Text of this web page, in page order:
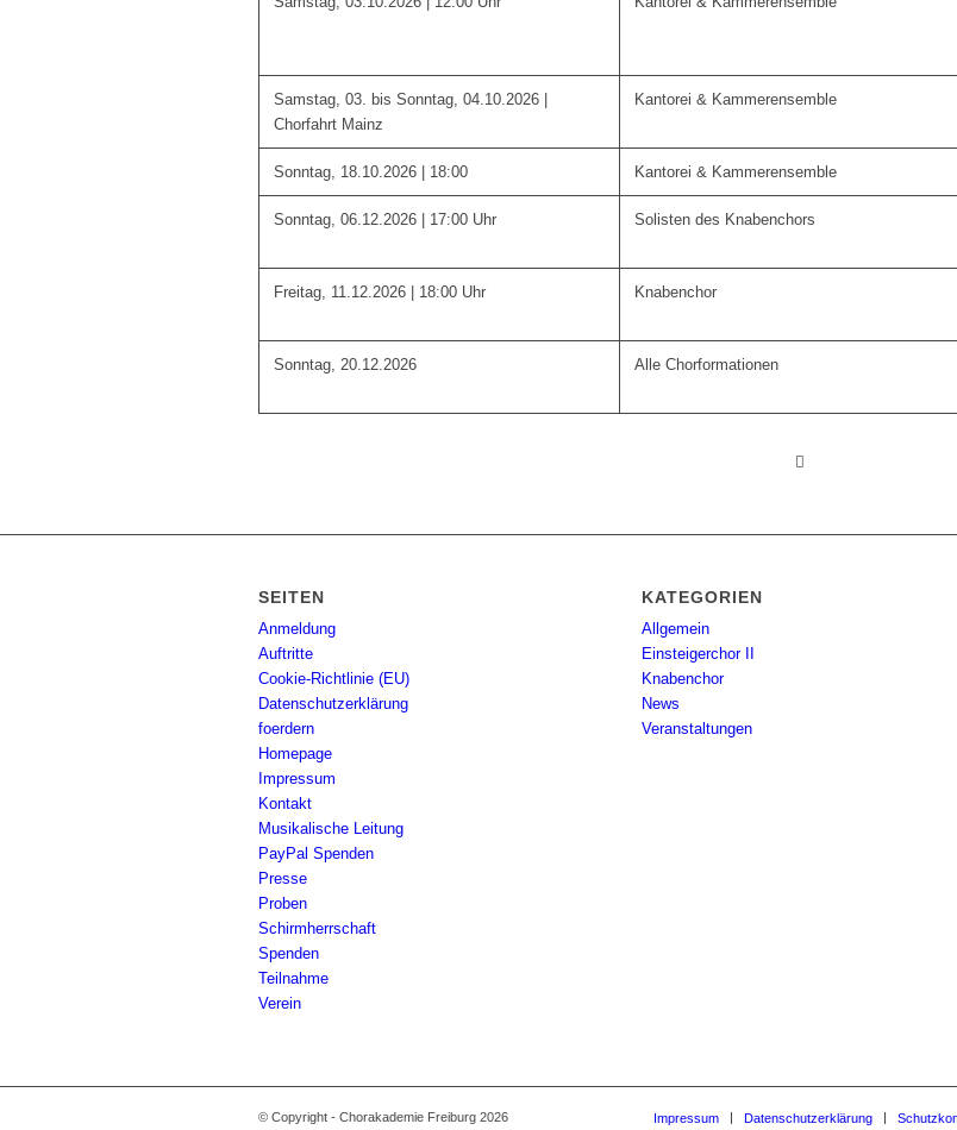
Samstag, 03. bis Sonntag, 04.10.2026 |
Chorfahrt Mainz
Kantorei & Kammerensemble
Sonntag, 18.10.2026 | 18:00 Kantorei & Kammerensemble
Sonntag, 06.12.2026 | 17:00 Uhr Solisten des Knabenchors
Freitag, 11.12.2026 | 18:00 Uhr Knabenchor
Sonntag, 20.12.2026 Alle Chorformationen
SEITEN
Anmeldung
Auftritte
Cookie-Richtlinie (EU)
Datenschutzerklärung
foerdern
Homepage
Impressum
Kontakt
Musikalische Leitung
PayPal Spenden
Presse
Proben
Schirmherrschaft
Spenden
Teilnahme
Verein
KATEGORIEN
Allgemein
Einsteigerchor II
Knabenchor
News
Veranstaltungen
© Copyright - Chorakademie Freiburg 2026 Impressum Datenschutzerklärung